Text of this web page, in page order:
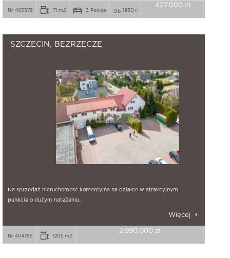
Nr 403579 71 m2 3 Pokoje 1930 r.
427.000 zł
SZCZECIN, BEZRZECZE
Na sprzedaż nieruchomość komercyjna na działce w atrakcyjnym
punkcie o dużym natężeniu…
Więcej
Nr 404785 1203 m2
2.990.000 zł